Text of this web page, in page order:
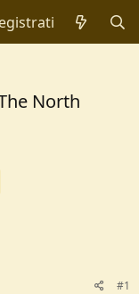
North
#1